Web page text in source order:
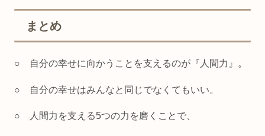
まとめ
○ 自分の幸せに向かうことを支えるのが『人間力』。
○ 自分の幸せはみんなと同じでなくてもいい。
○ 人間力を支える5つの力を磨くことで、